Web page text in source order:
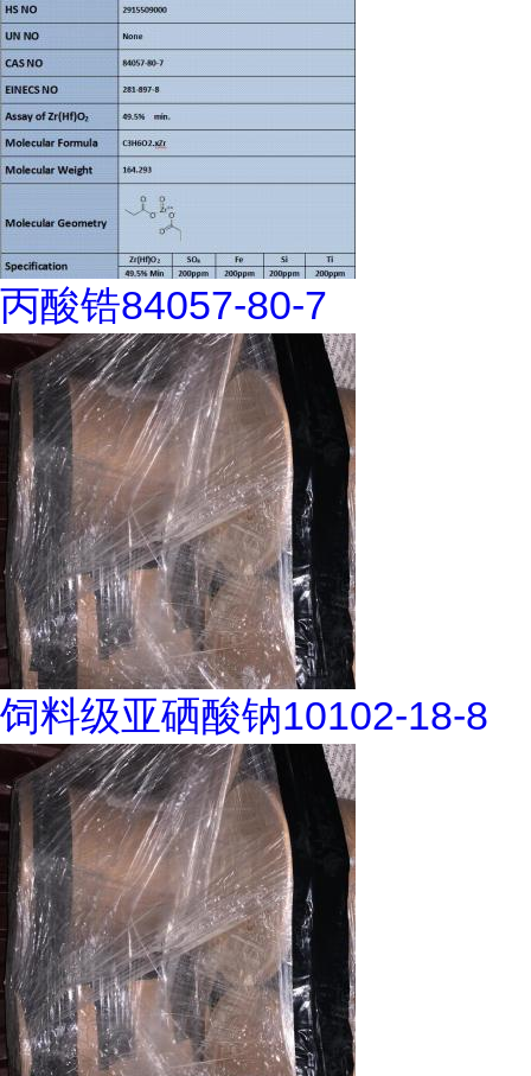
丙酸锆84057-80-7
饲料级亚硒酸钠10102-18-8